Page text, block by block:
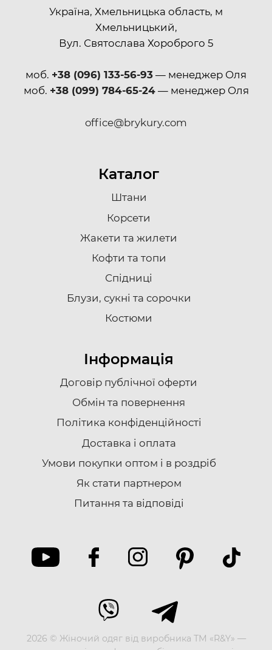
Україна, Хмельницька область, м
Хмельницький,
Вул. Святослава Хороброго 5
моб. +38 (096) 133-56-93 — менеджер Оля
моб. +38 (099) 784-65-24— менеджер Оля
office@brykury.com
Каталог
Штани
Корсети
Жакети та жилети
Кофти та топи
Спідниці
Блузи, сукні та сорочки
Костюми
Інформація
Договір публічної оферти
Обмін та повернення
Політика конфіденційності
Доставка i оплата
Умови покупки оптом і в роздріб
Як стати партнером
Питання та відповіді
2026 © Жіночий одяг від виробника ТМ «R&Y» —